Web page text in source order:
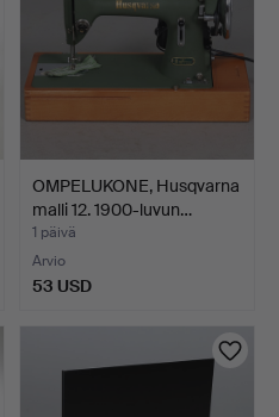
OMPELUKONE, Husqvarna
malli 12. 1900-luvun…
1 päivä
Arvio
53 USD